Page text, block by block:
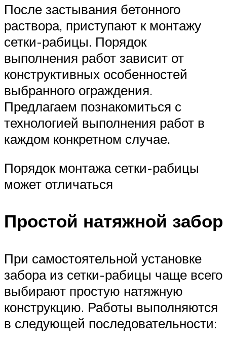
После застывания бетонного
раствора, приступают к монтажу
сетки-рабицы. Порядок
выполнения работ зависит от
конструктивных особенностей
выбранного ограждения.
Предлагаем познакомиться с
технологией выполнения работ в
каждом конкретном случае.
Порядок монтажа сетки-рабицы
может отличаться
Простой натяжной забор
При самостоятельной установке
забора из сетки-рабицы чаще всего
выбирают простую натяжную
конструкцию. Работы выполняются
в следующей последовательности: